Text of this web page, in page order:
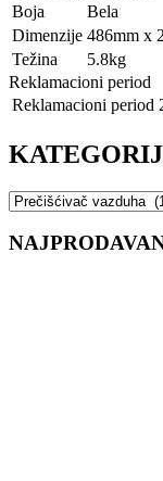
Boja
Bela
Dimenzije 486mm x
Težina
5.8kg
Reklamacioni period
Reklamacioni period